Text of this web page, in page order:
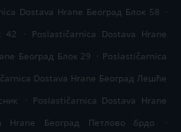
Dostava Hrane Београд Блок 58 .
42
. Poslastičarnica Dostava Hrane
Београд Блок 29 . Poslastičarnica
Dostava Hrane Београд Лешће
. Poslastičarnica Dostava Hrane
Hrane Београд Петлово брдо
.